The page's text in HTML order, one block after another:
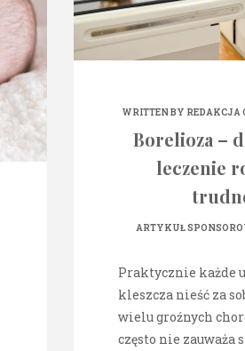
WRITTEN BY REDAKCJA
Borelioza –
leczenie
ARTYKUŁ
Praktycznie każde
kleszcza nieść za
wielu groźnych
często nie zauważa